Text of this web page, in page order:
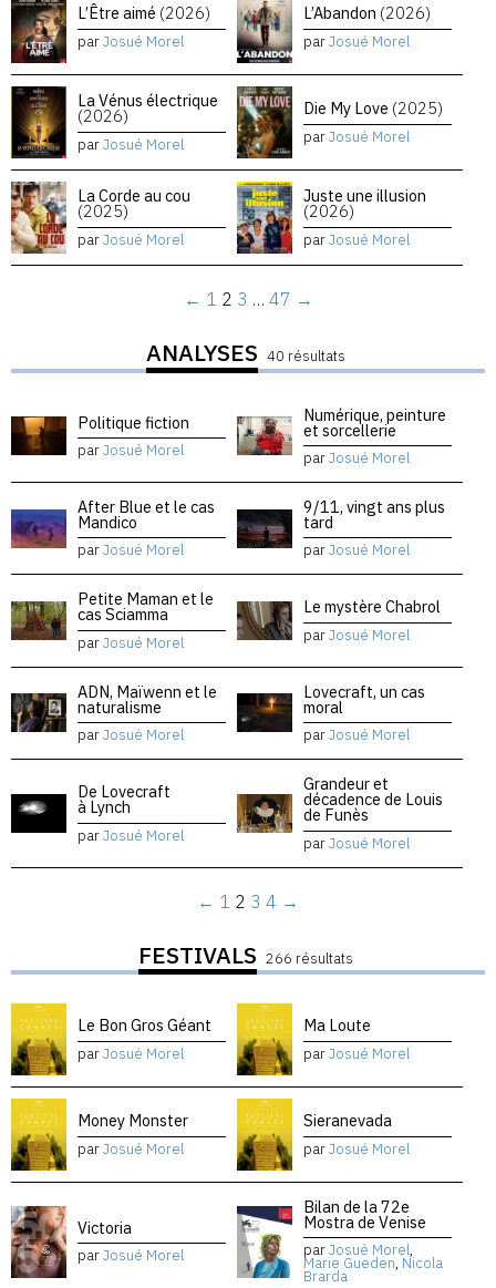
L’Être aimé (2026)
parJosué Morel
L’Abandon (2026)
parJosué Morel
La Vénus électrique
(2026)
parJosué Morel
Die My Love (2025)
parJosué Morel
La Corde au cou
(2025)
parJosué Morel
Juste une illusion
(2026)
parJosué Morel
← 1 2 3 … 47 →
ANALYSES 40 résultats
Politique fiction
parJosué Morel
Numérique, peinture
et sorcellerie
parJosué Morel
After Blue et le cas
Mandico
parJosué Morel
9/11, vingt ans plus
tard
parJosué Morel
Petite Maman et le
cas Sciamma
parJosué Morel
Le mystère Chabrol
parJosué Morel
ADN, Maïwenn et le
naturalisme
parJosué Morel
Lovecraft, un cas
moral
parJosué Morel
De Lovecraft
à Lynch
parJosué Morel
Grandeur et
décadence de Louis
de Funès
parJosué Morel
← 1 2 3 4 →
FESTIVALS 266 résultats
Le Bon Gros Géant
parJosué Morel
Ma Loute
parJosué Morel
Money Monster
parJosué Morel
Sieranevada
parJosué Morel
Victoria
parJosué Morel
Bilan de la 72e
Mostra de Venise
parJosué Morel,
Marie Gueden, Nicola
Brarda